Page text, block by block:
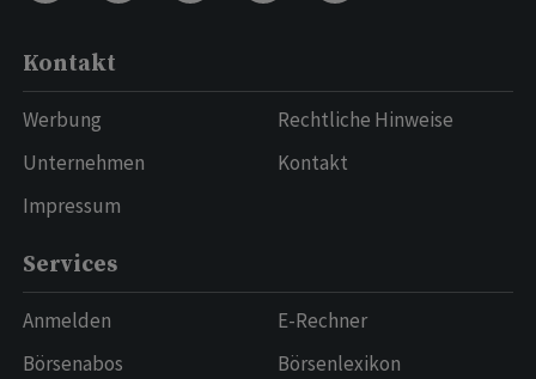
Kontakt
Werbung
Unternehmen
Impressum
Rechtliche Hinweise
Kontakt
Services
Anmelden
Börsenabos
E-Rechner
Börsenlexikon